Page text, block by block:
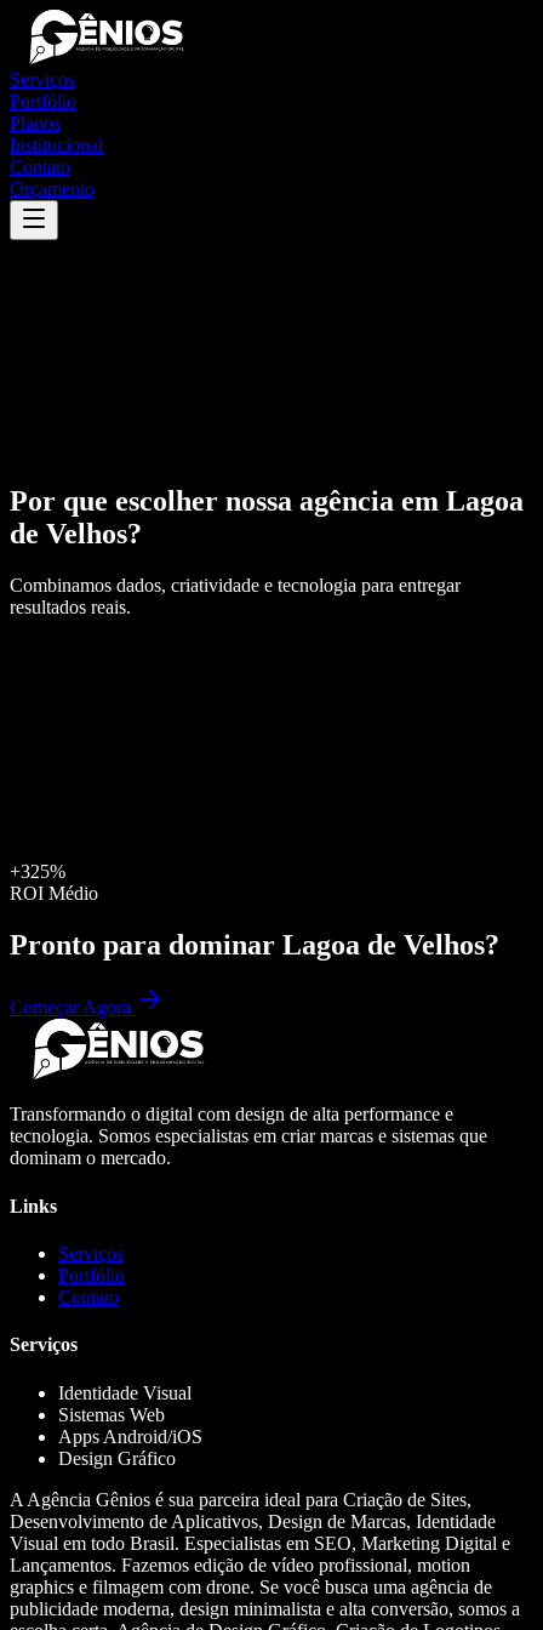
Serviços
Portfólio
Planos
Institucional
Contato
Orçamento
Por que escolher nossa agência em Lagoa
de Velhos?
Combinamos dados, criatividade e tecnologia para entregar
resultados reais.
+325%
ROI Médio
Pronto para dominar Lagoa de Velhos?
Começar Agora
Transformando o digital com design de alta performance e
tecnologia. Somos especialistas em criar marcas e sistemas que
dominam o mercado.
Links
Serviços
Portfólio
Contato
Serviços
Identidade Visual
Sistemas Web
Apps Android/iOS
Design Gráfico
A Agência Gênios é sua parceira ideal para Criação de Sites,
Desenvolvimento de Aplicativos, Design de Marcas, Identidade
Visual em todo Brasil. Especialistas em SEO, Marketing Digital e
Lançamentos. Fazemos edição de vídeo profissional, motion
graphics e filmagem com drone. Se você busca uma agência de
publicidade moderna, design minimalista e alta conversão, somos a